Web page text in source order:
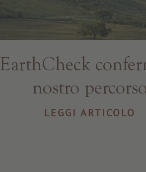
EarthCheck
nostro
LEGGI ARTICOLO